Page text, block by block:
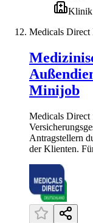
Klinik
Medicals Direct
Minijob
Medicals
Antragstellern
der Klienten.